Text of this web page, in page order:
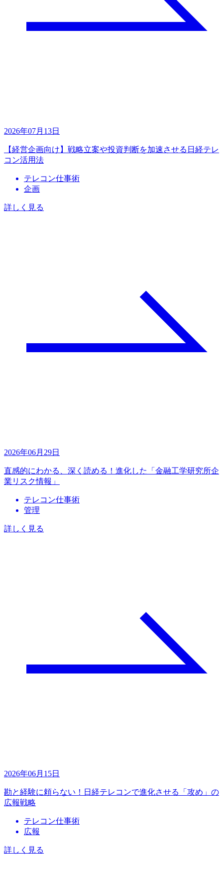
2026年07月13日
【経営企画向け】戦略立案や投資判断を加速させる日経テレ
コン活用法
テレコン仕事術
企画
詳しく見る
2026年06月29日
直感的にわかる、深く読める！進化した「金融工学研究所企
業リスク情報」
テレコン仕事術
管理
詳しく見る
2026年06月15日
勘と経験に頼らない！日経テレコンで進化させる「攻め」の
広報戦略
テレコン仕事術
広報
詳しく見る